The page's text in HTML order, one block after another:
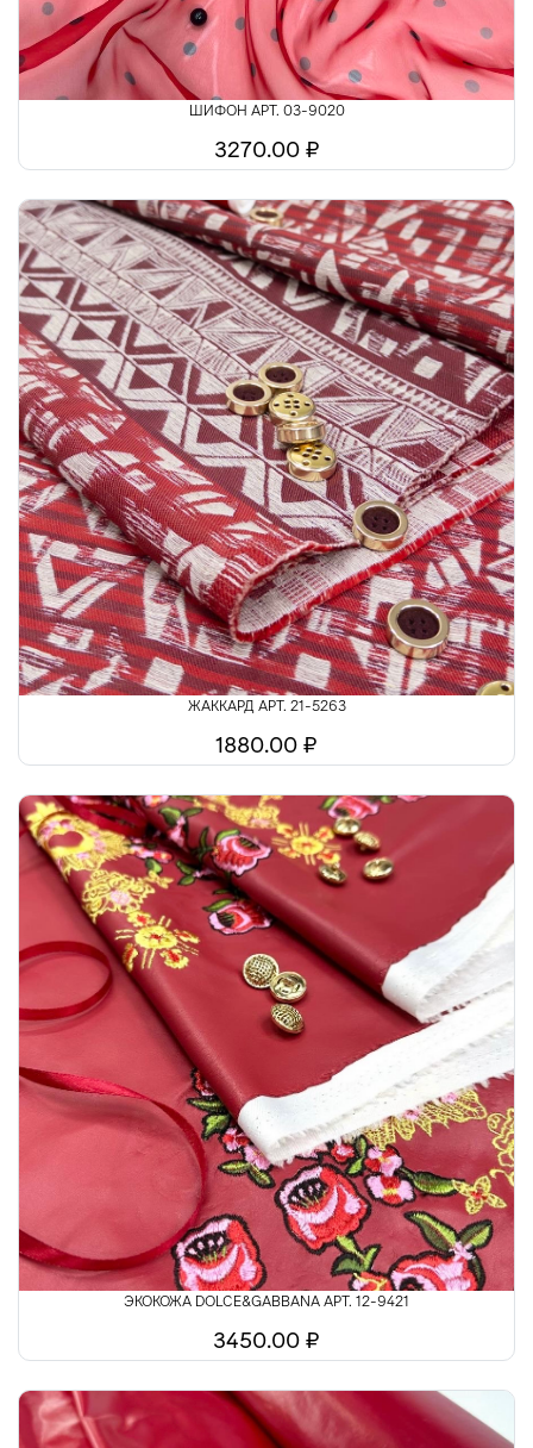
ШИФОН АРТ. 03-9020
3270.00 ₽
ЖАККАРД АРТ. 21-5263
1880.00 ₽
ЭКОКОЖА DOLCE&GABBANA АРТ. 12-9421
3450.00 ₽